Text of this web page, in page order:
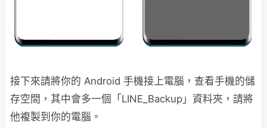
接下來請將你的 Android 手機接上電腦，查看手機的儲
存空間，其中會多一個「LINE_Backup」資料夾，請將
他複製到你的電腦。